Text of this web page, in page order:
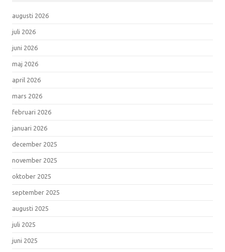
augusti 2026
juli 2026
juni 2026
maj 2026
april 2026
mars 2026
februari 2026
januari 2026
december 2025
november 2025
oktober 2025
september 2025
augusti 2025
juli 2025
juni 2025